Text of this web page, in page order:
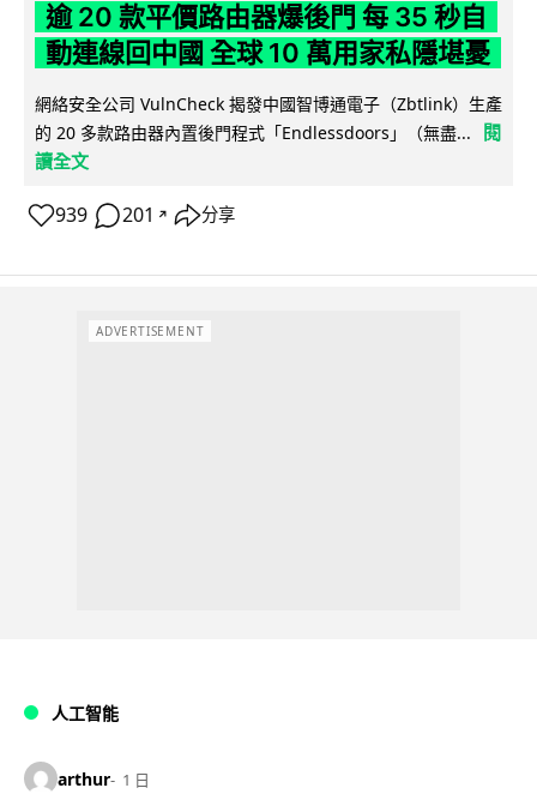
逾 20 款平價路由器爆後門 每 35 秒自
動連線回中國 全球 10 萬用家私隱堪憂
網絡安全公司 VulnCheck 揭發中國智博通電子（Zbtlink）生產
的 20 多款路由器內置後門程式「Endlessdoors」（無盡...
閱
讀全文
939 201 ↗ 分享
ADVERTISEMENT
人工智能
arthur 1 日